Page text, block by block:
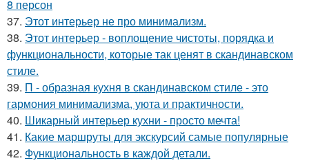
8 персон
37. Этот интерьер не про минимализм.
38. Этот интерьер - воплощение чистоты, порядка и
функциональности, которые так ценят в скандинавском
стиле.
39. П - образная кухня в скандинавском стиле - это
гармония минимализма, уюта и практичности.
40. Шикарный интерьер кухни - просто мечта!
41. Какие маршруты для экскурсий самые популярные
42. Функциональность в каждой детали.